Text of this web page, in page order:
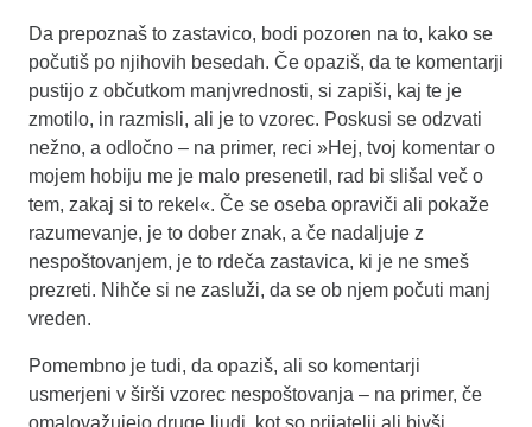
Da prepoznaš to zastavico, bodi pozoren na to, kako se
počutiš po njihovih besedah. Če opaziš, da te komentarji
pustijo z občutkom manjvrednosti, si zapiši, kaj te je
zmotilo, in razmisli, ali je to vzorec. Poskusi se odzvati
nežno, a odločno – na primer, reci »Hej, tvoj komentar o
mojem hobiju me je malo presenetil, rad bi slišal več o
tem, zakaj si to rekel«. Če se oseba opraviči ali pokaže
razumevanje, je to dober znak, a če nadaljuje z
nespoštovanjem, je to rdeča zastavica, ki je ne smeš
prezreti. Nihče si ne zasluži, da se ob njem počuti manj
vreden.
Pomembno je tudi, da opaziš, ali so komentarji
usmerjeni v širši vzorec nespoštovanja – na primer, če
omalovažujejo druge ljudi, kot so prijatelji ali bivši